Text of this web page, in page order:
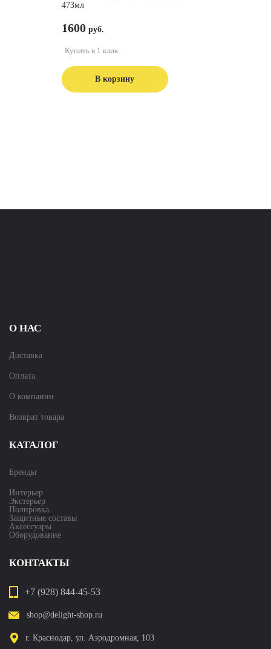
473мл
1600
В корзину
Купить в 1 клик
О НАС
Доставка
Оплата
О компании
Возврат товара
КАТАЛОГ
Бренды
Интерьер
Экстерьер
Полировка
Защитные составы
Аксессуары
Оборудование
КОНТАКТЫ
+7 (928) 844-45-53
shop@delight-shop.ru
г. Краснодар, ул. Аэродромная, 103